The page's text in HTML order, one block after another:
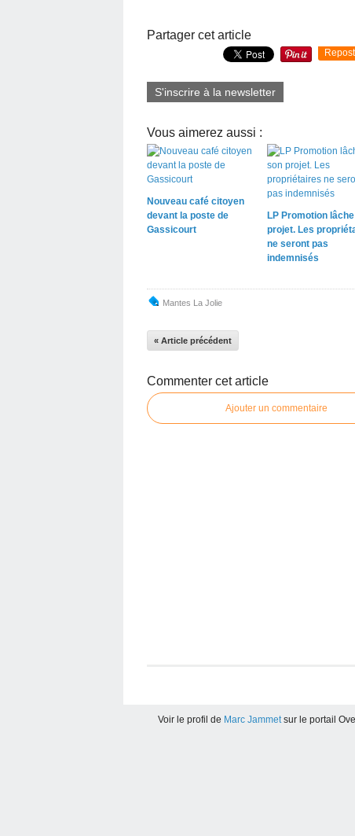
Partager cet article
Repost
S'inscrire à la newsletter
Vous aimerez aussi :
Nouveau café citoyen
devant la poste de
Gassicourt
LP Promotion
projet. Les
ne seront pas
indemnisés
Mantes La Jolie
« Article précédent
Commenter cet article
Ajouter un commentaire
Voir le profil de Marc Jammetsur le portail